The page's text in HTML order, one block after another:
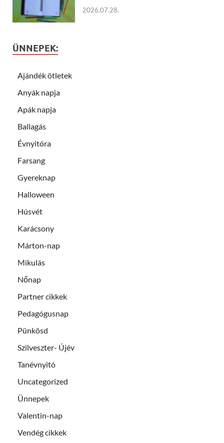
2026.07.28.
ÜNNEPEK:
Ajándék ötletek
Anyák napja
Apák napja
Ballagás
Évnyitóra
Farsang
Gyereknap
Halloween
Húsvét
Karácsony
Márton-nap
Mikulás
Nőnap
Partner cikkek
Pedagógusnap
Pünkösd
Szilveszter- Újév
Tanévnyitó
Uncategorized
Ünnepek
Valentin-nap
Vendég cikkek